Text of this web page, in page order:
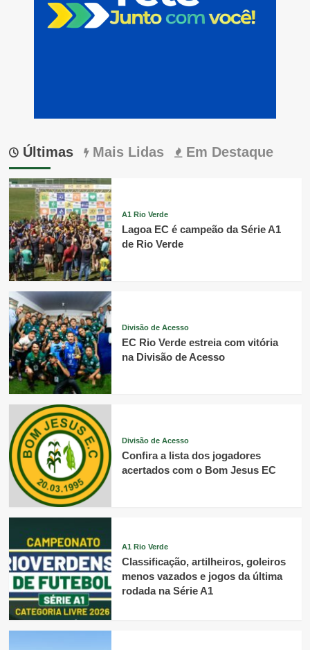
Últimas Mais Lidas Em Destaque
A1 Rio Verde
Lagoa EC é campeão da Série A1
de Rio Verde
Divisão de Acesso
EC Rio Verde estreia com vitória
na Divisão de Acesso
Divisão de Acesso
Confira a lista dos jogadores
acertados com o Bom Jesus EC
A1 Rio Verde
Classificação, artilheiros, goleiros
menos vazados e jogos da última
rodada na Série A1